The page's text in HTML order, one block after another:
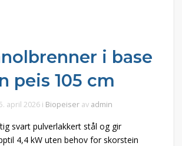
i base
peis 105 cm
april 2026 i Biopeiser av admin
svart pulverlakkert stål og gir
4,4 kW uten behov for skorstein